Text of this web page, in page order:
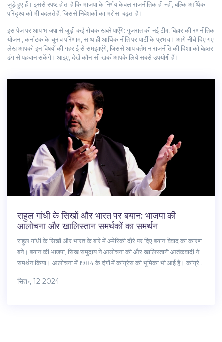
जुड़े हुए हैं। इससे स्पष्ट होता है कि भाजपा के निर्णय केवल राजनीतिक ही नहीं, बल्कि आर्थिक
परिदृश्य को भी बदलते हैं, जिससे निवेशकों का भरोसा बढ़ता है।
इस पेज पर आप भाजपा से जुड़ी कई रोचक खबरें पाएँगे: गुजरात की नई टीम, बिहार की रणनीतिक
योजना, कर्नाटक के चुनाव परिणाम, साथ ही आर्थिक नीति पर पार्टी के प्रभाव। आगे नीचे दिए गए
लेख आपको इन विषयों की गहराई से समझाएंगे, जिससे आप वर्तमान राजनीति की दिशा को बेहतर
ढंग से पहचान सकेंगे। आइए, देखें कौन‑सी खबरें आपके लिये सबसे उपयोगी हैं।
राहुल गांधी के सिखों और भारत पर बयान: भाजपा की
आलोचना और खालिस्तान समर्थकों का समर्थन
राहुल गांधी के सिखों और भारत के बारे में अमेरिकी दौरे पर दिए बयान विवाद का कारण
बने। बयान की भाजपा, सिख समुदाय ने आलोचना की और खालिस्तानी आतंकवादी ने
समर्थन किया। आलोचना में 1984 के दंगों में कांग्रेस की भूमिका भी आई है। कांग्रेस
सित॰, 12 2024